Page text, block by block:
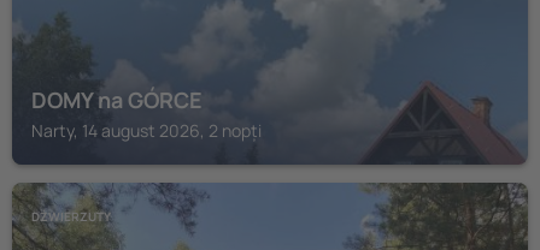
DOMY na GÓRCE
Narty, 14 august 2026, 2 nopți
DŹWIERZUTY